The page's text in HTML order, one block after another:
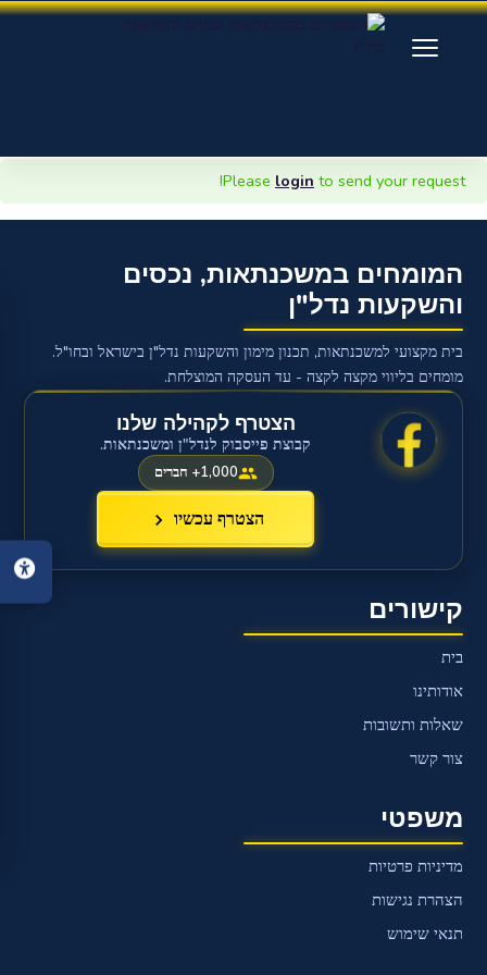
המומחים
במשכנתאות,
נכסים
נדל"ן
×
כניסה
כניסת מרצים
כניסת סטודנטים
משכנתאות
בארץ
ובחו"ל
שאלות
קורס
משכנתאות
קבלת
ייעוץ
Please login to send your request!
המומחים במשכנתאות, נכסים
והשקעות נדל"ן
בית מקצועי למשכנתאות, תכנון מימון והשקעות נדל"ן בישראל ובחו"ל.
מומחים בליווי מקצה לקצה - עד העסקה המוצלחת.
הצטרף לקהילה שלנו
קבוצת פייסבוק לנדל"ן ומשכנתאות.
1,000+ חברים
הצטרף עכשיו
קישורים
בית
אודותינו
שאלות ותשובות
צור קשר
משפטי
מדיניות פרטיות
הצהרת נגישות
תנאי שימוש